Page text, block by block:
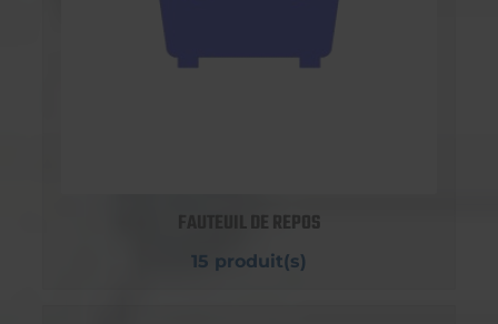
FAUTEUIL DE REPOS
15 produit(s)